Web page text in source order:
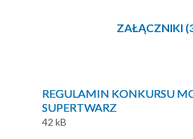
ZAŁĄCZNIKI
REGULAMIN KONKURSU
SUPERTWARZ
42 kB